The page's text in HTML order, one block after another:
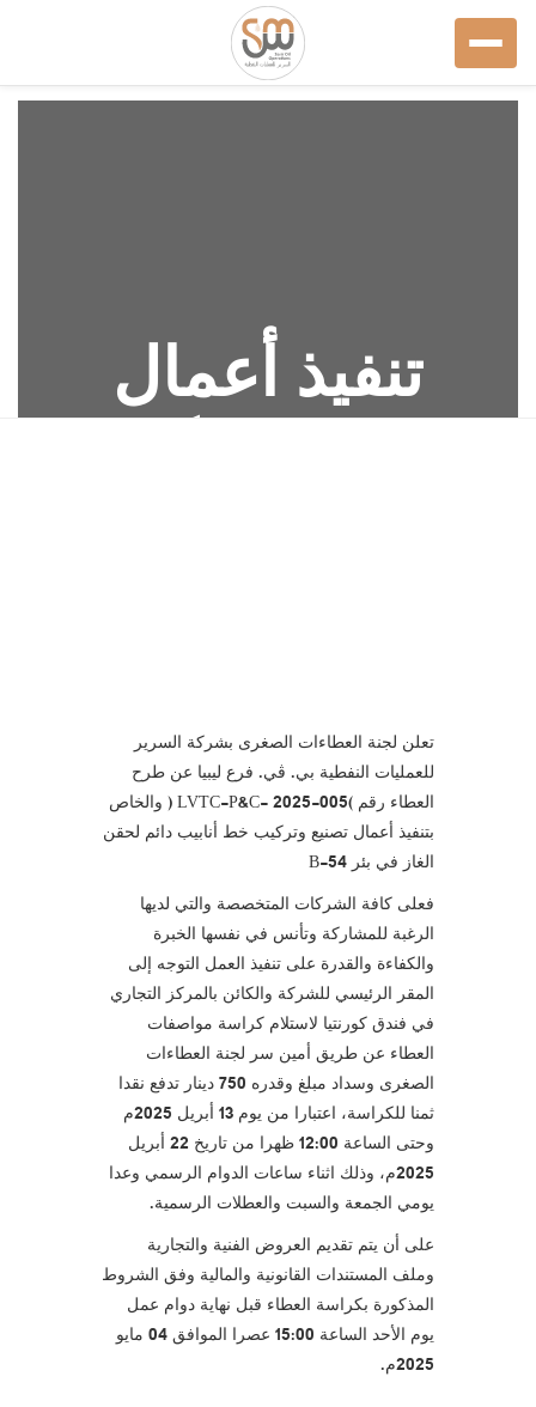
تنفيذ أعمال
تصنيع وتركيب
B-54
تعلن لجنة العطاءات الصغرى بشركة السرير
للعمليات النفطية بي. ڤي. فرع ليبيا عن طرح
العطاء رقم (LVTC-P&C- 2025-005 ) والخاص
بتنفيذ أعمال تصنيع وتركيب خط أنابيب دائم لحقن
الغاز في بئر B-54
فعلى كافة الشركات المتخصصة والتي لديها
الرغبة للمشاركة وتأنس في نفسها الخبرة
والكفاءة والقدرة على تنفيذ العمل التوجه إلى
المقر الرئيسي للشركة والكائن بالمركز التجاري
في فندق كورنتيا لاستلام كراسة مواصفات
العطاء عن طريق أمين سر لجنة العطاءات
الصغرى وسداد مبلغ وقدره 750 دينار تدفع نقدا
ثمنا للكراسة، اعتبارا من يوم 13 أبريل 2025م
وحتى الساعة 12:00 ظهرا من تاريخ 22 أبريل
2025م، وذلك اثناء ساعات الدوام الرسمي وعدا
يومي الجمعة والسبت والعطلات الرسمية.
على أن يتم تقديم العروض الفنية والتجارية
وملف المستندات القانونية والمالية وفق الشروط
المذكورة بكراسة العطاء قبل نهاية دوام عمل
يوم الأحد الساعة 15:00 عصرا الموافق 04 مايو
2025م.